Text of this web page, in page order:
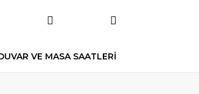
VE MASA SAATLERİ